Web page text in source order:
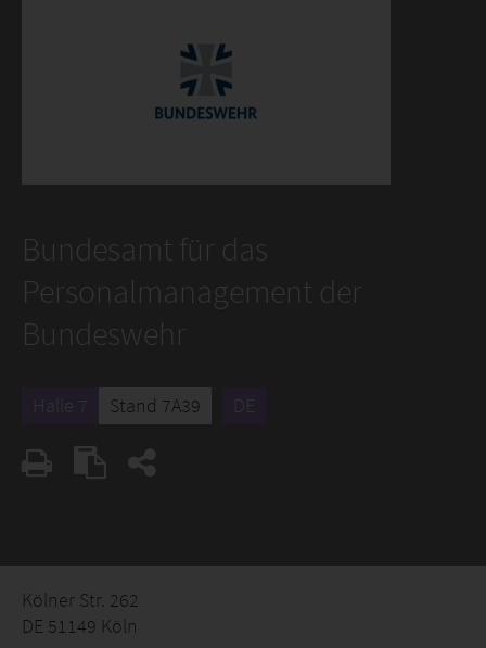
Bundesamt für das
Personalmanagement der
Bundeswehr
Halle 7 Stand 7A39 DE
Kölner Str. 262
DE 51149 Köln